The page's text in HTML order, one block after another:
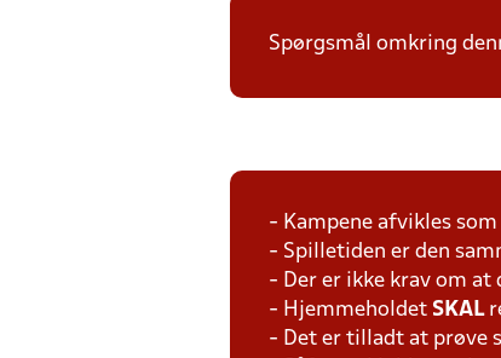
Spørgsmål omkring
- Kampene afvikles
- Spilletiden er den
- Der er ikke krav om
- Hjemmeholdet SKAL
- Det er tilladt at prøve